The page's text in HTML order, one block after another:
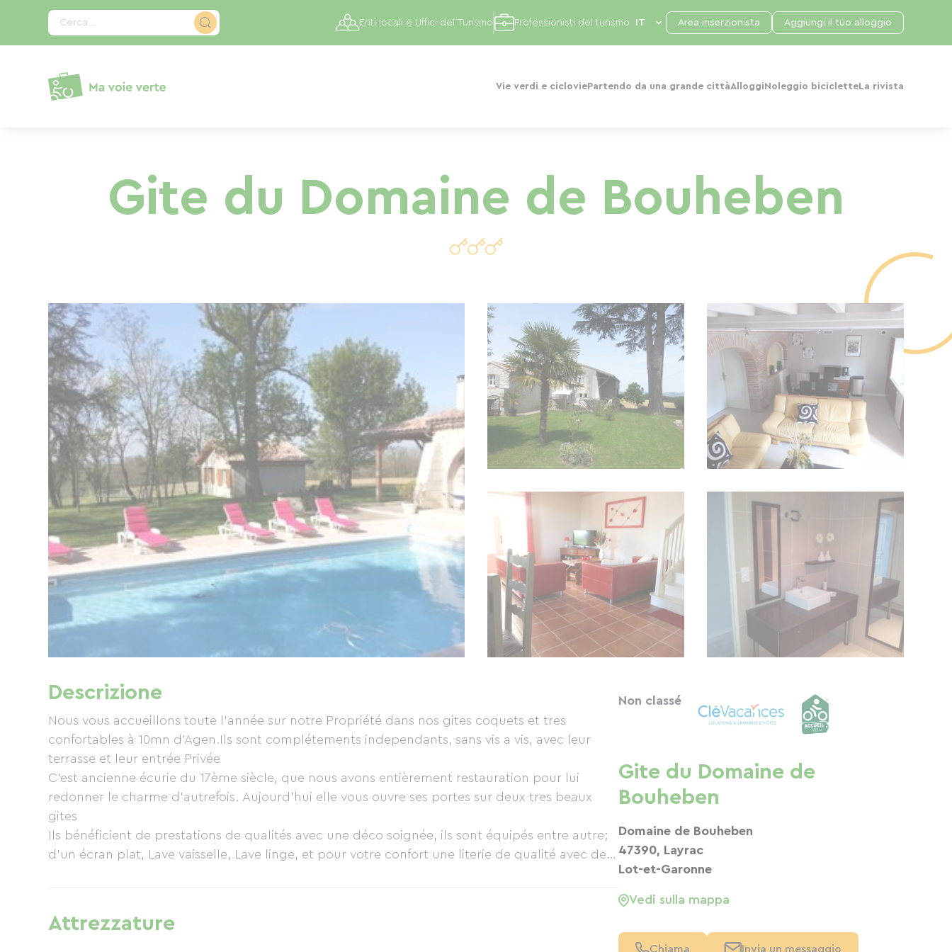
Cerca...
Vie verdi e ciclovie Partendo da una grande cittàAlloggi Noleggio biciclette La rivista
Enti locali e Uffici del Turismo Professionisti del turismo Area inserzionista Aggiungi il tuo alloggio
Gite du Domaine de Bouheben
Descrizione
Nous vous accueillons toute l'année sur notre Propriété dans nos gites coquets et tres
confortables à 10mn d'Agen.Ils sont complétements independants, sans vis a vis, avec leur
terrasse et leur entrée Privée
C'est ancienne écurie du 17ème siècle, que nous avons entièrement restauration pour lui
redonner le charme d'autrefois. Aujourd'hui elle vous ouvre ses portes sur deux tres beaux
gites
Ils bénéficient de prestations de qualités avec une déco soignée, ils sont équipés entre autre;
d'un écran plat, Lave vaisselle, Lave linge, et pour votre confort une literie de qualité avec des
Des jeux sont à disposition, boules, ballons, raquettes..... et transats pour la détente.Sur la
Attrezzature
Non classé
Gite du Domaine de
Bouheben
Domaine de Bouheben
47390, Layrac
Lot-et-Garonne
Vedi sulla mappa
Chiama Invia un messaggio
Pannello di gestione dei cookies